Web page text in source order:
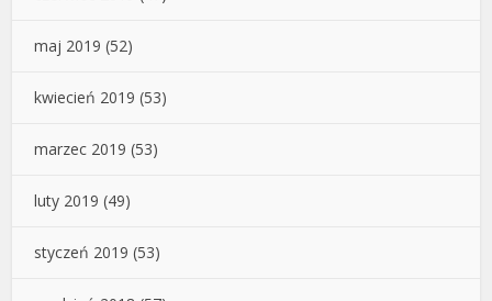
maj 2019 (52)
kwiecień 2019 (53)
marzec 2019 (53)
luty 2019 (49)
styczeń 2019 (53)